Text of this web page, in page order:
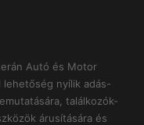
Autó és Motor
nyílik adás-
találkozók-
árusítására és